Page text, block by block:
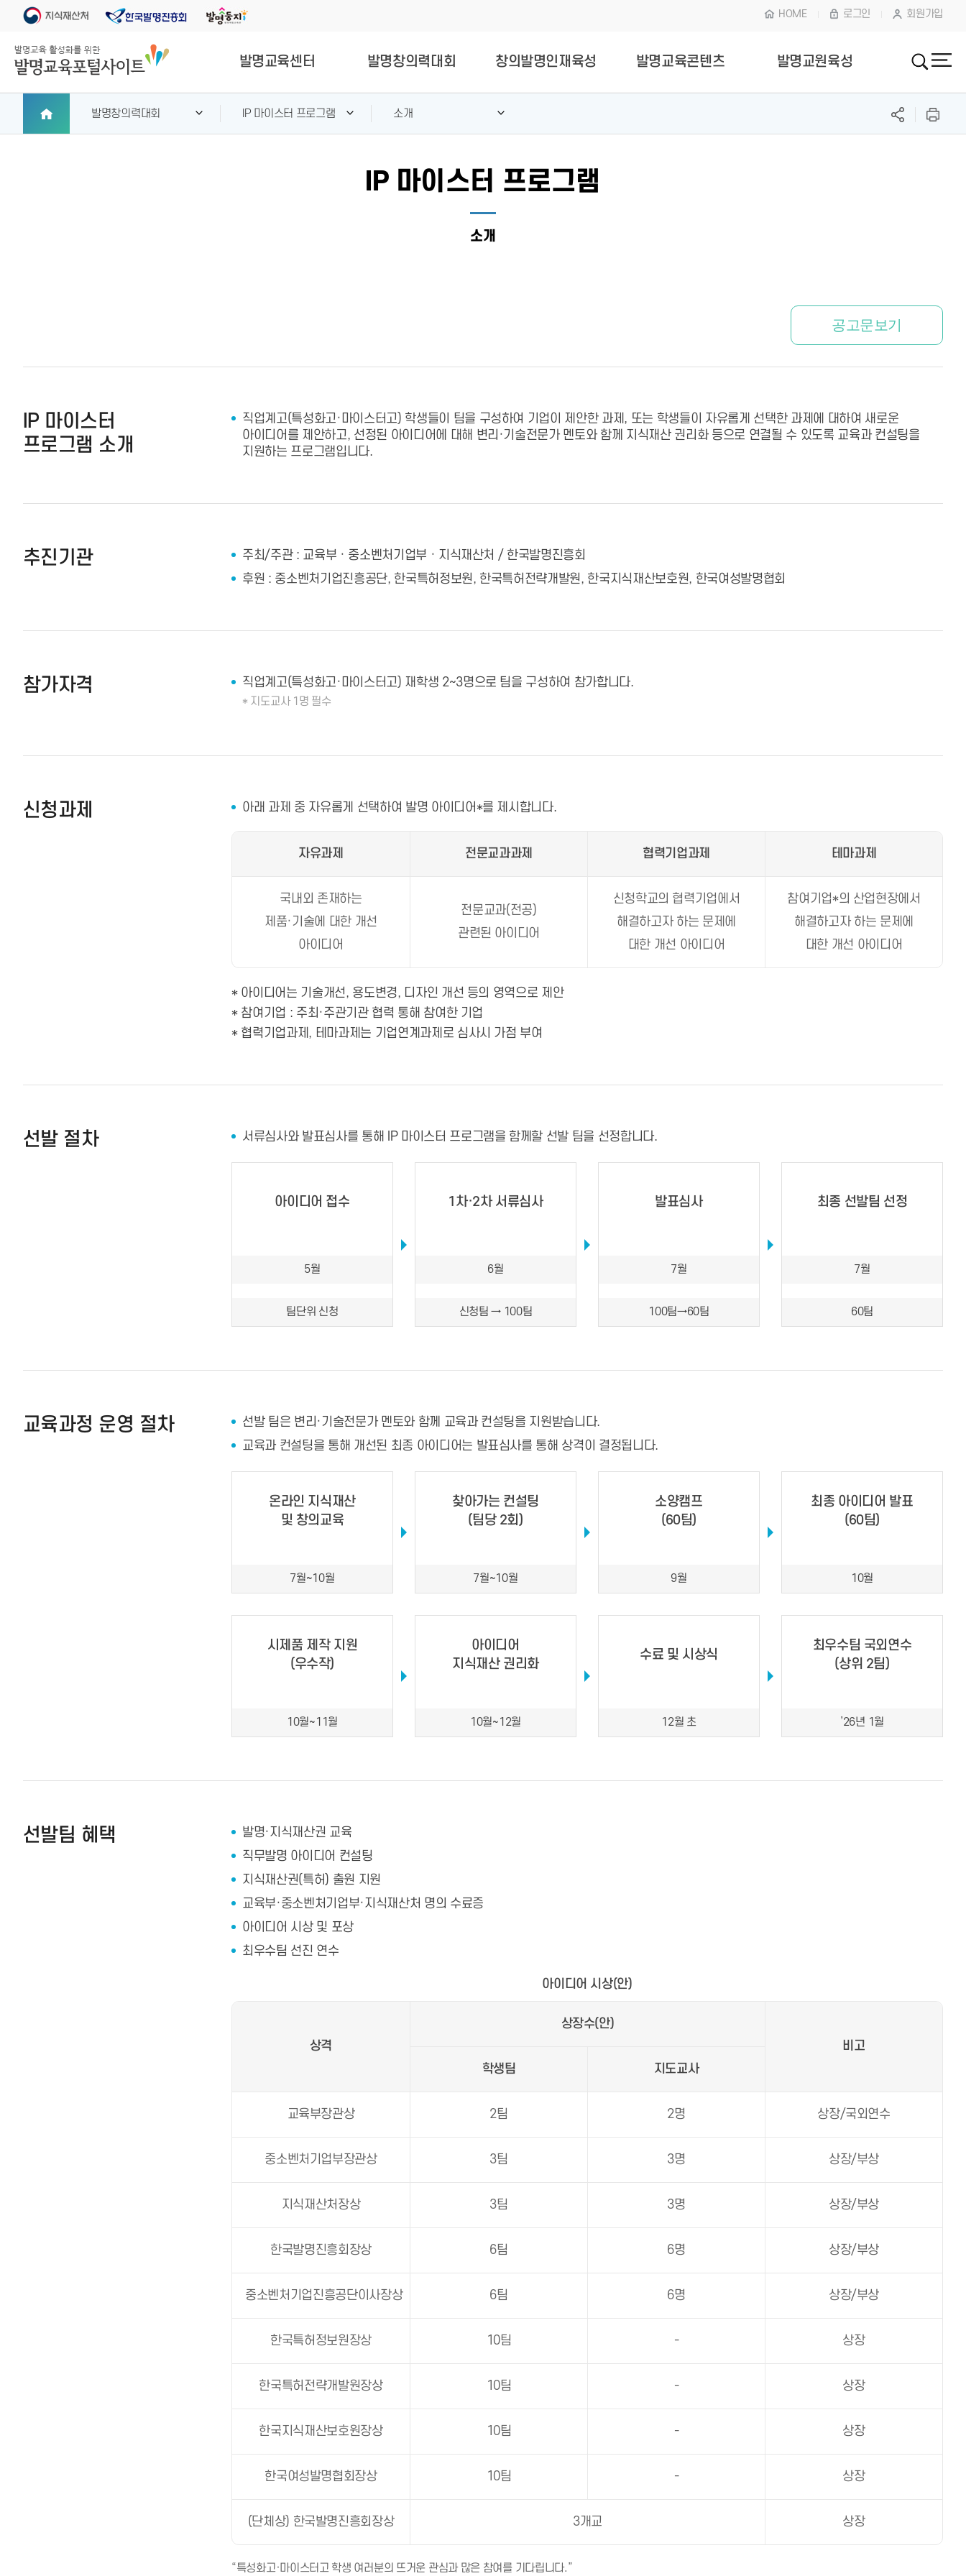
HOME 로그인 회원가입
발명교육센터 발명창의력대회 창의발명인재육성 발명교육콘텐츠 발명교원육성
발명창의력대회 IP 마이스터 프로그램 소개
IP 마이스터 프로그램
소개
공고문보기
IP 마이스터
프로그램 소개
직업계고(특성화고·마이스터고) 학생들이 팀을 구성하여 기업이 제안한 과제, 또는 학생들이 자유롭게 선택한 과제에 대하여 새로운
아이디어를 제안하고, 선정된 아이디어에 대해 변리·기술전문가 멘토와 함께 지식재산 권리화 등으로 연결될 수 있도록 교육과 컨설팅을
지원하는 프로그램입니다.
추진기관
주최/주관 : 교육부 · 중소벤처기업부 · 지식재산처 / 한국발명진흥회
후원 : 중소벤처기업진흥공단, 한국특허정보원, 한국특허전략개발원, 한국지식재산보호원, 한국여성발명협회
참가자격 직업계고(특성화고·마이스터고) 재학생 2~3명으로 팀을 구성하여 참가합니다.
* 지도교사 1명 필수
신청과제 아래 과제 중 자유롭게 선택하여 발명 아이디어*를 제시합니다.
자유과제 전문교과과제 협력기업과제 테마과제
국내외 존재하는
제품·기술에 대한 개선
아이디어
전문교과(전공)
관련된 아이디어
신청학교의 협력기업에서
해결하고자 하는 문제에
대한 개선 아이디어
참여기업*의 산업현장에서
해결하고자 하는 문제에
대한 개선 아이디어
* 아이디어는 기술개선, 용도변경, 디자인 개선 등의 영역으로 제안
* 참여기업 : 주최·주관기관 협력 통해 참여한 기업
* 협력기업과제, 테마과제는 기업연계과제로 심사시 가점 부여
선발 절차 서류심사와 발표심사를 통해 IP 마이스터 프로그램을 함께할 선발 팀을 선정합니다.
아이디어 접수
5월
팀단위 신청
1차·2차 서류심사
6월
신청팀 → 100팀
발표심사
7월
100팀→60팀
최종 선발팀 선정
7월
60팀
교육과정 운영 절차
선발 팀은 변리·기술전문가 멘토와 함께 교육과 컨설팅을 지원받습니다.
교육과 컨설팅을 통해 개선된 최종 아이디어는 발표심사를 통해 상격이 결정됩니다.
온라인 지식재산
및 창의교육
7월~10월
찾아가는 컨설팅
(팀당 2회)
7월~10월
소양캠프
(60팀)
9월
최종 아이디어 발표
(60팀)
10월
시제품 제작 지원
(우수작)
10월~11월
아이디어
지식재산 권리화
10월~12월
수료 및 시상식
12월 초
최우수팀 국외연수
(상위 2팀)
’26년 1월
선발팀 혜택
발명·지식재산권 교육
직무발명 아이디어 컨설팅
지식재산권(특허) 출원 지원
교육부·중소벤처기업부·지식재산처 명의 수료증
아이디어 시상 및 포상
최우수팀 선진 연수
아이디어 시상(안)
상격
상장수(안)
비고
학생팀
지도교사
교육부장관상 2팀 2명 상장/국외연수
중소벤처기업부장관상 3팀 3명 상장/부상
지식재산처장상 3팀 3명 상장/부상
한국발명진흥회장상 6팀 6명 상장/부상
중소벤처기업진흥공단이사장상 6팀 6명 상장/부상
한국특허정보원장상 10팀 - 상장
한국특허전략개발원장상 10팀 - 상장
한국지식재산보호원장상 10팀 - 상장
한국여성발명협회장상 10팀 - 상장
(단체상) 한국발명진흥회장상 3개교 상장
“특성화고·마이스터고 학생 여러분의 뜨거운 관심과 많은 참여를 기다립니다.”